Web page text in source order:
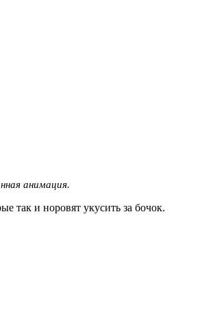
анимация.
так и норовят укусить за бочок.